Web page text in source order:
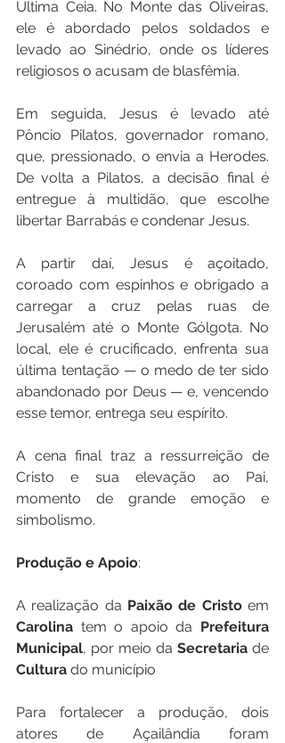
Última Ceia. No Monte das Oliveiras,
ele é abordado pelos soldados e
levado ao Sinédrio, onde os líderes
religiosos o acusam de blasfêmia.
Em seguida, Jesus é levado até
Pôncio Pilatos, governador romano,
que, pressionado, o envia a Herodes.
De volta a Pilatos, a decisão final é
entregue à multidão, que escolhe
libertar Barrabás e condenar Jesus.
A partir daí, Jesus é açoitado,
coroado com espinhos e obrigado a
carregar a cruz pelas ruas de
Jerusalém até o Monte Gólgota. No
local, ele é crucificado, enfrenta sua
última tentação — o medo de ter sido
abandonado por Deus — e, vencendo
esse temor, entrega seu espírito.
A cena final traz a ressurreição de
Cristo e sua elevação ao Pai,
momento de grande emoção e
simbolismo.
Produção e Apoio:
A realização da Paixão de Cristo
Carolina tem o apoio da Prefeitura
Municipal, por meio da Secretaria
Cultura do município
Para fortalecer a produção, dois
atores de Açailândia foram